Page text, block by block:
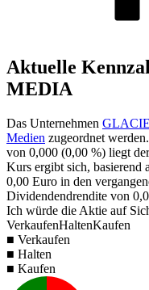
Aktuelle
MEDIA
Das Unternehmen
Medien zugeordnet
von 0,000 (0,00 %) liegt
Kurs ergibt sich, basierend
0,00 Euro in den
Dividendendrendite von
Ich würde die Aktie auf
VerkaufenHaltenKaufen
■ Verkaufen
■ Halten
■ Kaufen